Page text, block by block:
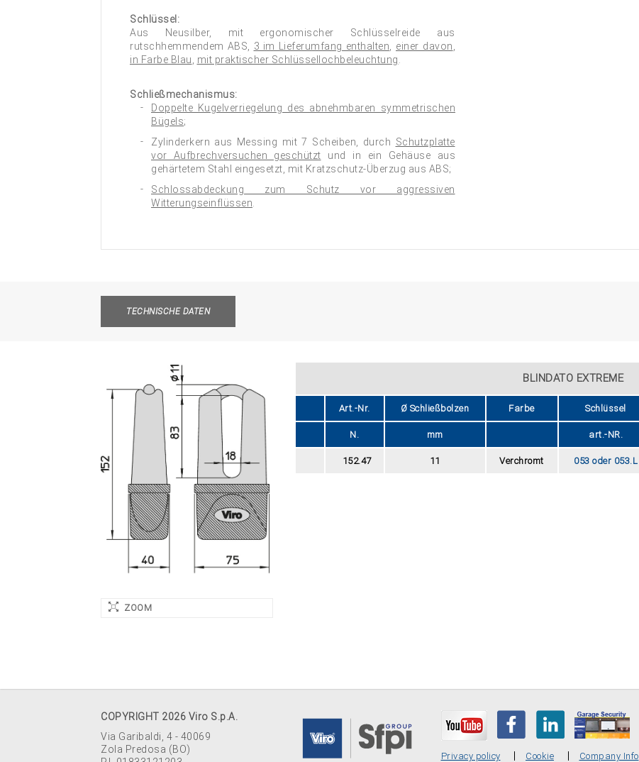
Schlüssel:
Aus Neusilber, mit ergonomischer Schlüsselreide aus
rutschhemmendem ABS, 3 im Lieferumfang enthalten einer davon
in Farbe Blau
mit praktischer Schlüssellochbeleuchtung
Schließmechanismus:
Doppelte Kugelverriegelung des abnehmbaren symmetrischen
Bügels;
Zylinderkern aus Messing mit 7 Scheiben, durch Schutzplatte
vor Aufbrechversuchen geschützt und in ein Gehäuse aus
gehärtetem Stahl eingesetzt, mit Kratzschutz-Überzug aus ABS;
Schlossabdeckung zum Schutz vor aggressiven
Witterungseinflüssen
TECHNISCHE DATEN
ZOOM
BLINDATO EXTREME
Art.-Nr. Ø Schließbolzen Farbe Schlüssel
N. mm art.-NR.
152.47 11 Verchromt 053 oder 053.L
COPYRIGHT 2026 Viro S.p.A.
Via Garibaldi, 4 - 40069
Zola Predosa (BO)
Privacy policy Cookie Company Info